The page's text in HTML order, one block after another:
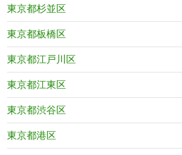
東京都杉並区
東京都板橋区
東京都江戸川区
東京都江東区
東京都渋谷区
東京都港区